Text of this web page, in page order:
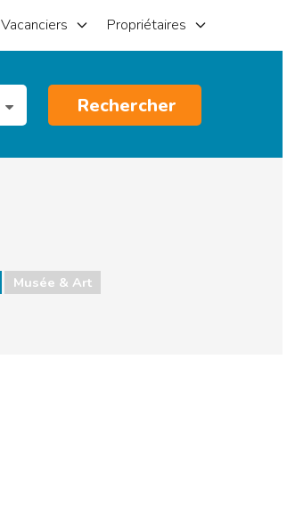
Vacanciers Propriétaires
Rechercher
Musée & Art